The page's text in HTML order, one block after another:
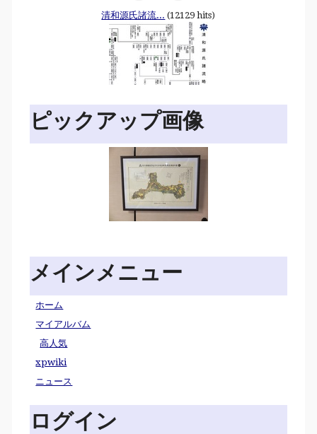
清和源氏諸流... (12129 hits)
ピックアップ画像
メインメニュー
ホーム
マイアルバム
高人気
xpwiki
ニュース
ログイン